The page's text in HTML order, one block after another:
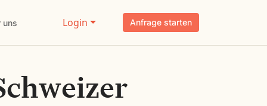
uns Login Anfrage starten